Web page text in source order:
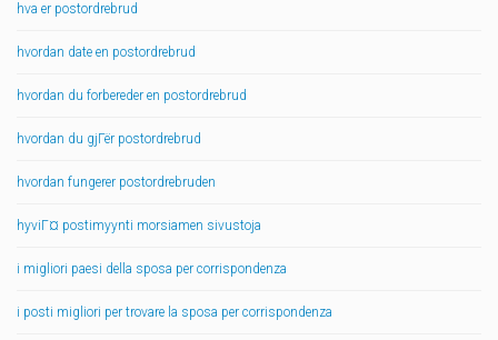
hva er postordrebrud
hvordan date en postordrebrud
hvordan du forbereder en postordrebrud
hvordan du gjГёr postordrebrud
hvordan fungerer postordrebruden
hyviГ¤ postimyynti morsiamen sivustoja
i migliori paesi della sposa per corrispondenza
i posti migliori per trovare la sposa per corrispondenza